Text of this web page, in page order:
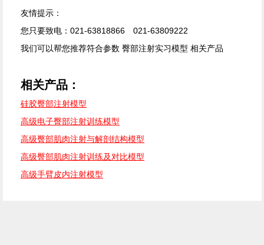
友情提示：
您只要致电：021-63818866 021-63809222
我们可以帮您推荐符合参数 臀部注射实习模型 相关产品
相关产品：
硅胶臀部注射模型
高级电子臀部注射训练模型
高级臀部肌肉注射与解剖结构模型
高级臀部肌肉注射训练及对比模型
高级手臂皮内注射模型